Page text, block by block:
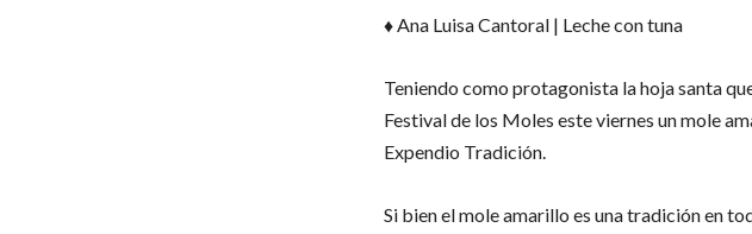
♦ Ana Luisa Cantoral | Leche con tuna
Teniendo como protagonista la hoja santa
Festival de los Moles este viernes un mole
Expendio Tradición.
Si bien el mole amarillo es una tradición en